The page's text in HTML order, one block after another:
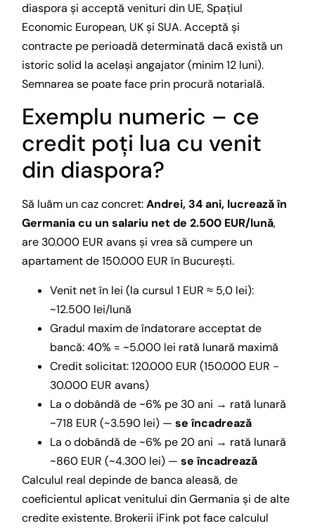
diaspora și acceptă venituri din UE, Spațiul
Economic European, UK și SUA. Acceptă și
contracte pe perioadă determinată dacă există un
istoric solid la același angajator (minim 12 luni).
Semnarea se poate face prin procură notarială.
Exemplu numeric – ce
credit poți lua cu venit
din diaspora?
Să luăm un caz concret:Andrei, 34 ani, lucrează în
Germania cu un salariu net de 2.500 EUR/lună,
are 30.000 EUR avans și vrea să cumpere un
apartament de 150.000 EUR în București.
Venit net în lei (la cursul 1 EUR ≈ 5,0 lei):
~12.500 lei/lună
Gradul maxim de îndatorare acceptat de
bancă: 40% = ~5.000 lei rată lunară maximă
Credit solicitat: 120.000 EUR (150.000 EUR −
30.000 EUR avans)
La o dobândă de ~6% pe 30 ani → rată lunară
~718 EUR (~3.590 lei) —se încadrează
La o dobândă de ~6% pe 20 ani → rată lunară
~860 EUR (~4.300 lei) —se încadrează
Calculul real depinde de banca aleasă, de
coeficientul aplicat venitului din Germania și de alte
credite existente. Brokerii iFink pot face calculul